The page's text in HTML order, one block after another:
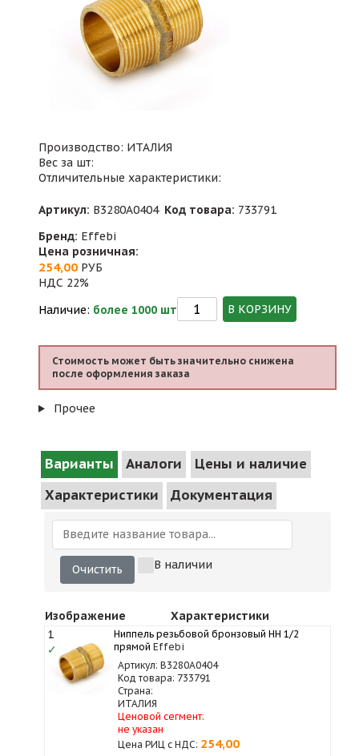
Производство: ИТАЛИЯ
Вес за шт:
Отличительные характеристики:
Артикул: B3280A0404 Код товара: 733791
Бренд: Effebi
Цена розничная:
254,00 РУБ
НДС 22%
Наличие: более 1000 шт В КОРЗИНУ
Стоимость может быть значительно снижена
после оформления заказа
Прочее
Варианты Аналоги
Цены и наличие
Характеристики
Документация
Очистить В наличии
Изображение
Характеристики
1
✓
Ниппель резьбовой бронзовый НН 1/2
прямой Effebi
Артикул: B3280A0404
Код товара: 733791
Страна:
ИТАЛИЯ
Ценовой сегмент:
не указан
Цена РИЦ с НДС: 254,00